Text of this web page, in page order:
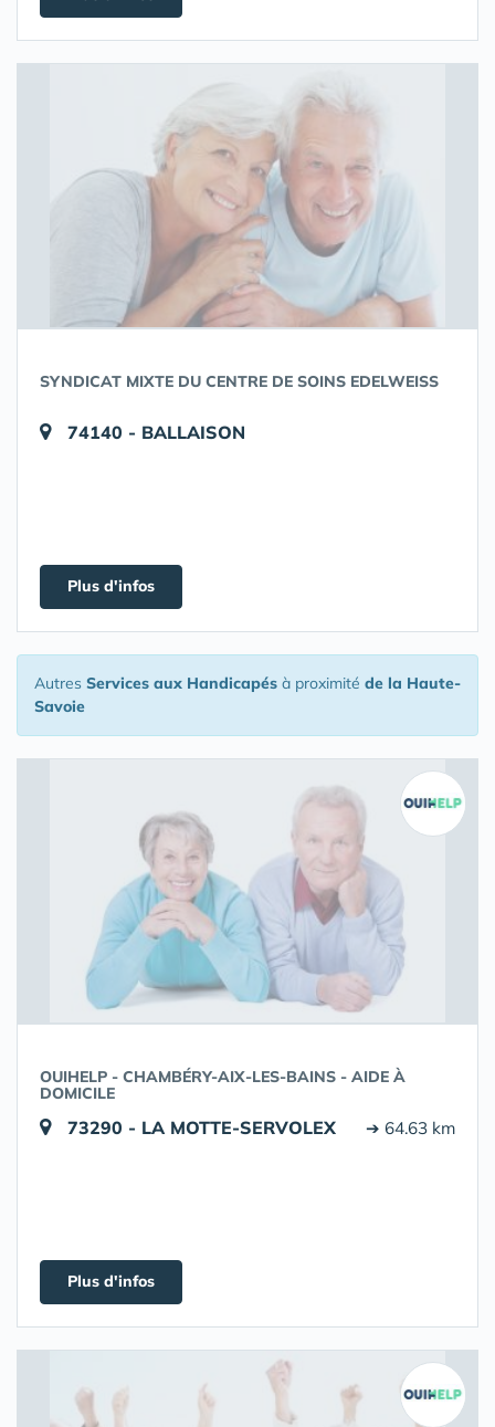
SYNDICAT MIXTE DU CENTRE DE SOINS EDELWEISS
74140 - BALLAISON
Plus d'infos
Autres Services aux Handicapés à proximité de la Haute-
Savoie
OUIHELP - CHAMBÉRY-AIX-LES-BAINS - AIDE À
DOMICILE
73290 - LA MOTTE-SERVOLEX ➔ 64.63 km
Plus d'infos